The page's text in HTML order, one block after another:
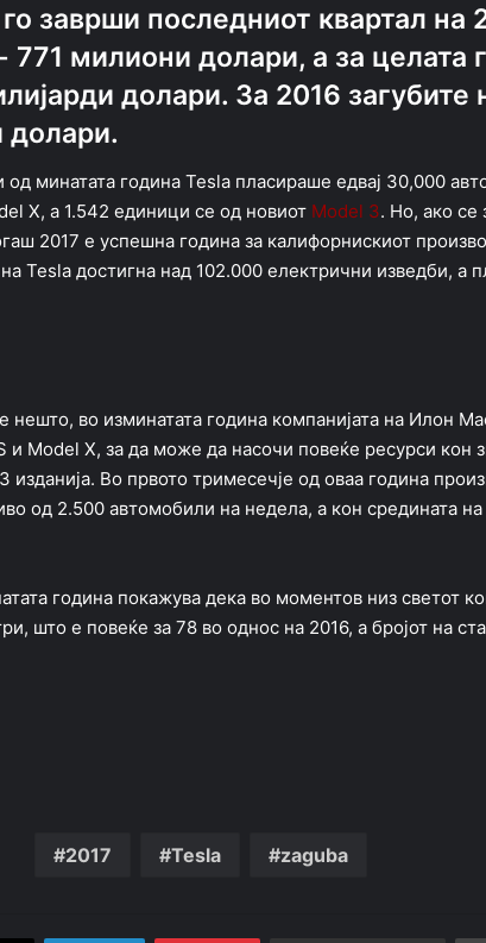
заврши последниот квартал на
771 милиони долари, а за целата
долари. За 2016 загубите
долари.
минатата година Tesla пласираше едвај 30,000
X, а 1.542 единици се од новиот Model 3. Но, ако се
2017 е успешна година за калифорнискиот
Tesla достигна над 102.000 електрични изведби, а
во изминатата година компанијата на Илон
и Model X, за да може да насочи повеќе ресурси кон
изданија. Во првото тримесечје од оваа година
од 2.500 автомобили на недела, а кон средината
година покажува дека во моментов низ светот
што е повеќе за 78 во однос на 2016, а бројот на
2017 Tesla zaguba